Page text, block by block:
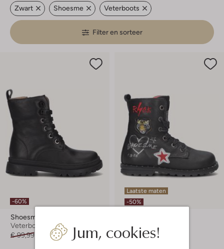
Jum, cookies!
Zwart Shoesme Veterboots
Filter en sorteer
-60%
Shoesme
Veterboots
€ 99,99
€ 39,99
Laatste maten
-50%
Veterboots
€ 99,95 € 49,95